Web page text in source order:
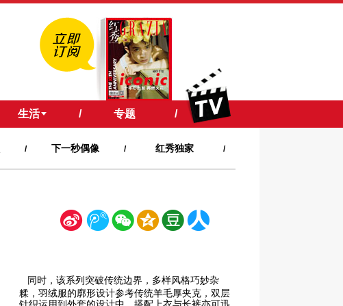
生活 / 专题 /
/ 下一秒偶像 / 红秀独家 /
新 腾 微 空 豆
同时，该系列突破传统边界，多样风格巧妙杂
糅，羽绒服的廓形设计参考传统羊毛厚夹克，双层